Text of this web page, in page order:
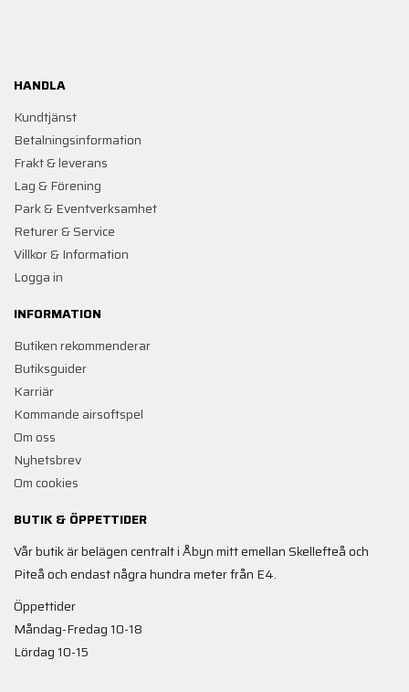
HANDLA
Kundtjänst
Betalningsinformation
Frakt & leverans
Lag & Förening
Park & Eventverksamhet
Returer & Service
Villkor & Information
Logga in
INFORMATION
Butiken rekommenderar
Butiksguider
Karriär
Kommande airsoftspel
Om oss
Nyhetsbrev
Om cookies
BUTIK & ÖPPETTIDER
Vår butik är belägen centralt i Åbyn mitt emellan Skellefteå och
Piteå och endast några hundra meter från E4.
Öppettider
Måndag-Fredag 10-18
Lördag 10-15